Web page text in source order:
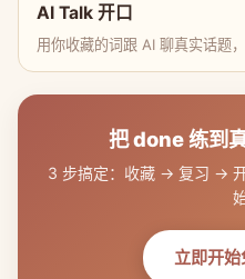
AI Talk 开口
用你收藏的词跟 AI 聊真实话题
把 done 练到
3 步搞定：收藏 → 复习 →
立即开